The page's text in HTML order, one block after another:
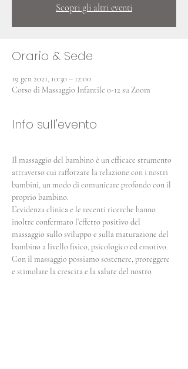
Scopri gli altri eventi
Orario & Sede
19 gen 2021, 10:30 – 12:00
Corso di Massaggio Infantile 0-12 su Zoom
Info sull'evento
Il massaggio del bambino è un efficace strumento
attraverso cui rafforzare la relazione con i nostri
bambini, un modo di comunicare profondo con il
proprio bambino.
L’evidenza clinica e le recenti ricerche hanno
inoltre confermato l’effetto positivo del
massaggio sullo sviluppo e sulla maturazione del
bambino a livello fisico, psicologico ed emotivo.
Con il massaggio possiamo sostenere, proteggere
e stimolare la crescita e la salute del nostro